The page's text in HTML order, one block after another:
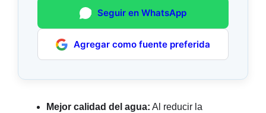
Seguir en WhatsApp
Agregar como fuente preferida
Mejor calidad del agua: Al reducir la